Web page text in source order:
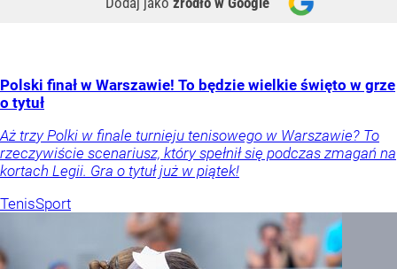
Polski finał w Warszawie! To będzie wielkie święto w grze
o tytuł
Aż trzy Polki w finale turnieju tenisowego w Warszawie? To
rzeczywiście scenariusz, który spełnił się podczas zmagań na
kortach Legii. Gra o tytuł już w piątek!
TenisSport